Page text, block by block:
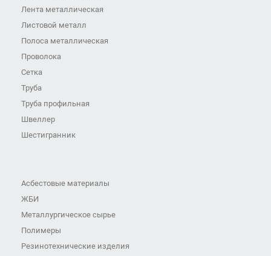
Лента металлическая
Листовой металл
Полоса металлическая
Проволока
Сетка
Труба
Труба профильная
Швеллер
Шестигранник
Асбестовые материалы
ЖБИ
Металлургическое сырье
Полимеры
Резинотехнические изделия